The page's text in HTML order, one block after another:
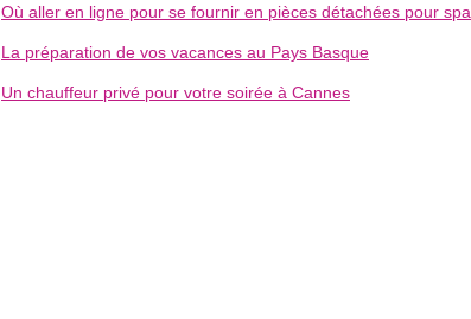
Où aller en ligne pour se fournir en pièces détachées pour spa
La préparation de vos vacances au Pays Basque
Un chauffeur privé pour votre soirée à Cannes